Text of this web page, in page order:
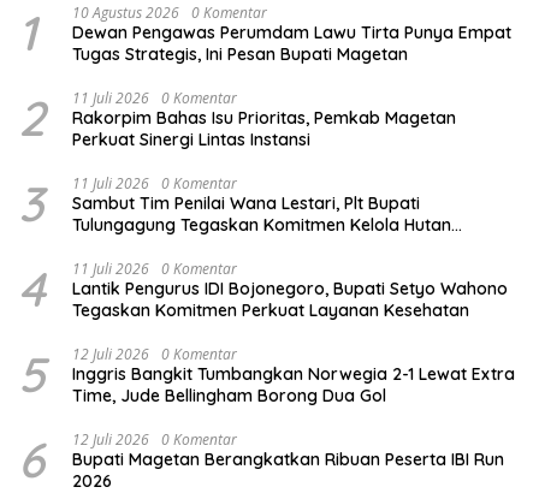
1 10 Agustus 2026 0 Komentar
Dewan Pengawas Perumdam Lawu Tirta Punya Empat
Tugas Strategis, Ini Pesan Bupati Magetan
2 11 Juli 2026 0 Komentar
Rakorpim Bahas Isu Prioritas, Pemkab Magetan
Perkuat Sinergi Lintas Instansi
3 11 Juli 2026 0 Komentar
Sambut Tim Penilai Wana Lestari, Plt Bupati
Tulungagung Tegaskan Komitmen Kelola Hutan
4 11 Juli 2026 0 Komentar
Lantik Pengurus IDI Bojonegoro, Bupati Setyo Wahono
Tegaskan Komitmen Perkuat Layanan Kesehatan
5 12 Juli 2026 0 Komentar
Inggris Bangkit Tumbangkan Norwegia 2-1 Lewat Extra
Time, Jude Bellingham Borong Dua Gol
6 12 Juli 2026 0 Komentar
Bupati Magetan Berangkatkan Ribuan Peserta IBI Run
2026